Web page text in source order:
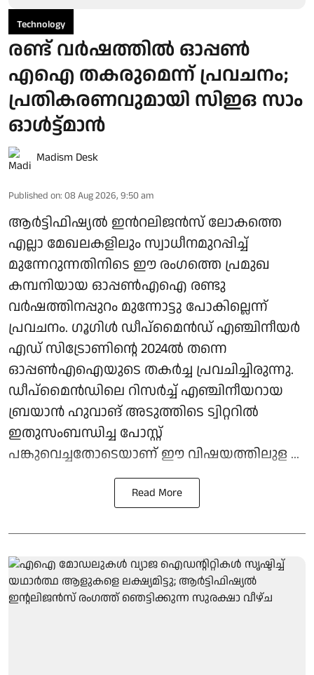
Technology
രണ്ട് വര്‍ഷത്തില്‍ ഓപ്പണ്‍
എഐ തകരുമെന്ന് പ്രവചനം;
പ്രതികരണവുമായി സിഇഒ സാം
ഓൾട്ട്മാന്‍
Madism Desk
Published on: 08 Aug 2026, 9:50 am
ആര്‍ട്ടിഫിഷ്യല്‍ ഇന്‍റലിജന്‍സ് ലോകത്തെ
എല്ലാ മേഖലകളിലും സ്വാധീനമുറപ്പിച്ച്
മുന്നേറുന്നതിനിടെ ഈ രംഗത്തെ പ്രമുഖ
കമ്പനിയായ ഓപ്പൺഎഐ രണ്ടു
വർഷത്തിനപ്പുറം മുന്നോട്ടു പോകില്ലെന്ന്
പ്രവചനം. ഗൂഗിൾ ഡീപ്മൈൻഡ് എഞ്ചിനീയർ
എഡ് സിട്രോണിന്റെ 2024ൽ തന്നെ
ഓപ്പൺഎഐയുടെ തകർച്ച പ്രവചിച്ചിരുന്നു.
ഡീപ്മൈൻഡിലെ റിസർച്ച് എഞ്ചിനീയറായ
ബ്രയാൻ ഹുവാങ് അടുത്തിടെ ട്വിറ്ററിൽ
ഇതുസംബന്ധിച്ച പോസ്റ്റ്
പങ്കുവെച്ചതോടെയാണ് ഈ വിഷയത്തിലുള ...
Read More